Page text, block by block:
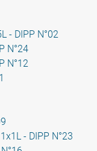
- DIPP N°02
N°24
N°12
- DIPP N°23